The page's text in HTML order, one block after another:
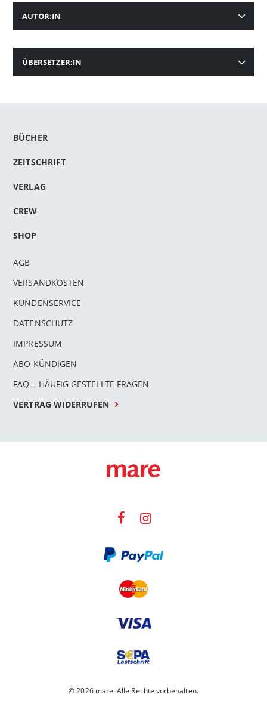
AUTOR:IN
ÜBERSETZER:IN
BÜCHER
ZEITSCHRIFT
VERLAG
CREW
SHOP
AGB
VERSANDKOSTEN
KUNDENSERVICE
DATENSCHUTZ
IMPRESSUM
ABO KÜNDIGEN
FAQ – HÄUFIG GESTELLTE FRAGEN
VERTRAG WIDERRUFEN
© 2026 mare. Alle Rechte vorbehalten.